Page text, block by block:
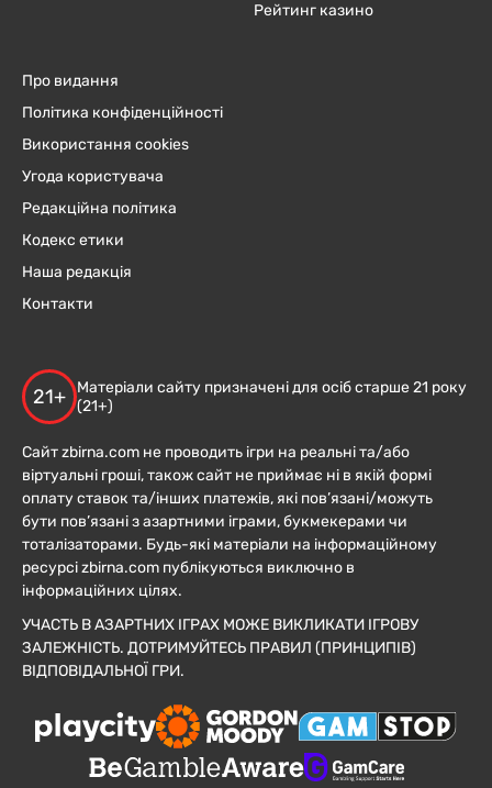
Рейтинг казино
Про видання
Політика конфіденційності
Використання cookies
Угода користувача
Редакційна політика
Кодекс етики
Наша редакція
Контакти
21+
Матеріали сайту призначені для осіб старше 21 року
(21+)
Сайт zbirna.com не проводить ігри на реальні та/або
віртуальні гроші, також сайт не приймає ні в якій формі
оплату ставок та/інших платежів, які пов’язані/можуть
бути пов’язані з азартними іграми, букмекерами чи
тоталізаторами. Будь-які матеріали на інформаційному
ресурсі zbirna.com публікуються виключно в
інформаційних цілях.
УЧАСТЬ В АЗАРТНИХ ІГРАХ МОЖЕ ВИКЛИКАТИ ІГРОВУ
ЗАЛЕЖНІСТЬ. ДОТРИМУЙТЕСЬ ПРАВИЛ (ПРИНЦИПІВ)
ВІДПОВІДАЛЬНОЇ ГРИ.